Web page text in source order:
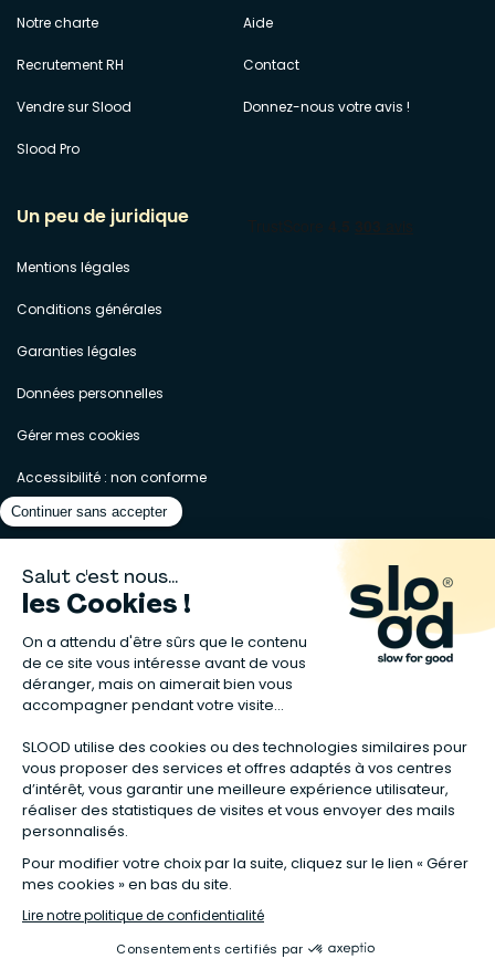
Notre charte
Recrutement RH
Vendre sur Slood
Slood Pro
Aide
Contact
Donnez-nous votre avis !
Un peu de juridique
Mentions légales
Conditions générales
Garanties légales
Données personnelles
Gérer mes cookies
Accessibilité : non conforme
Matelas naturels⋅Graines bio⋅ Lits bébés en bois⋅Déodorant bio⋅Sapin
en bois⋅Complement alimentaire naturel
Calendrier de l’Avent gourmand⋅Couche bio⋅Anti-nuisible⋅Poeles
Ventilateurs de plafond
dans la fiche produit. Tous les codes promos applicables sur Slood sont